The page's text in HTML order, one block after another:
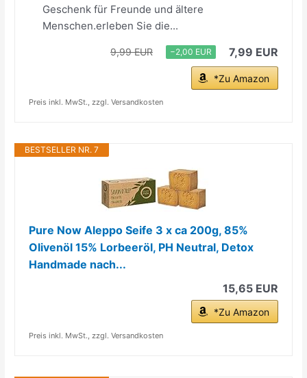
Geschenk für Freunde und ältere
Menschen.erleben Sie die...
9,99 EUR −2,00 EUR 7,99 EUR
*Zu Amazon
Preis inkl. MwSt., zzgl. Versandkosten
BESTSELLER NR. 7
Pure Now Aleppo Seife 3 x ca 200g, 85%
Olivenöl 15% Lorbeeröl, PH Neutral, Detox
Handmade nach...
15,65 EUR
*Zu Amazon
Preis inkl. MwSt., zzgl. Versandkosten